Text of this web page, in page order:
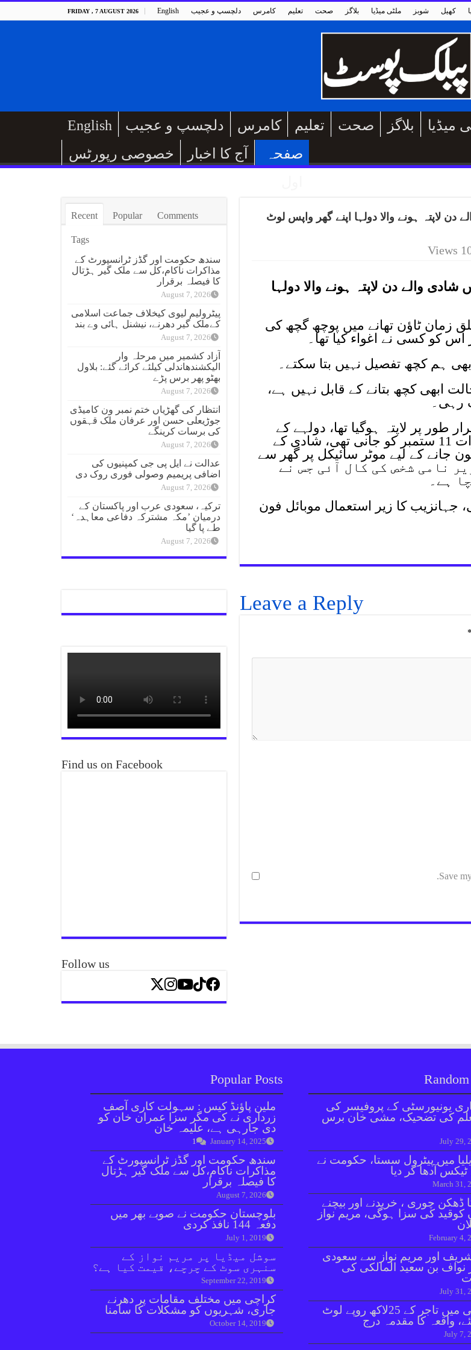
FRIDAY , 7 AUGUST 2026 English دلچسپ و عجیب کامرس تعلیم صحت بلاگز ملٹی میڈیا شوبز کھیل
English دلچسپ و عجیب کامرس تعلیم صحت بلاگز میڈیا
خصوصی رپورٹس
آج کا اخبار
صفحہ
لاپتہ ہونے والا دولہا اپنے گھر واپس لوٹ
10
والے دن لاپتہ ہونے والا دولہا
ٹاؤن تھانے میں پوچھ گچھ کی
کو کسی نے اغواء کیا تھا۔
ہم کچھ تفصیل نہیں بتا سکتے۔
ابھی کچھ بتانے کے قابل نہیں ہے،
رہی۔
طور پر لاپتہ ہوگیا تھا، دولہے کے
والد، مدعی نے پولیس کو بتایا کہ جہانزیب کی بارات 11 ستمبر کو جانی تھی، شادی کے
سیلون جانے کے لیے موٹر سائیکل پر گھر سے
7 بجے سیلون سے تنویر نامی شخص کی کال آئی جس نے
ہے۔
کا زیر استعمال موبائل فون
Leave a Reply
*
Save
Recent Popular Comments
Tags
سندھ حکومت اور گڈز ٹرانسپورٹ کے
مذاکرات ناکام،کل سے ملک گیر ہڑتال
کا فیصلہ برقرار
August 7, 2026
پیٹرولیم لیوی کیخلاف جماعت اسلامی
کےملک گیر دھرنے، نیشنل ہائی وے بند
August 7, 2026
آزاد کشمیر میں مرحلہ وار
الیکشندھاندلی کیلئے کرائے گئے: بلاول
بھٹو پھر برس پڑے
August 7, 2026
انتظار کی گھڑیاں ختم نمبر ون کامیڈی
جوڑیعلی حسن اور عرفان ملک قہقوں
کی برسات کرینگے
August 7, 2026
عدالت نے ایل پی جی کمپنیوں کی
اضافی پریمیم وصولی فوری روک دی
August 7, 2026
ترکیہ، سعودی عرب اور پاکستان کے
درمیان ’مکہ مشترکہ دفاعی معاہدہ‘
طے پا گیا
August 7, 2026
Find us on Facebook
Follow us
Popular Posts
ملین پاؤنڈ کیس : سہولت کاری آصف
زرداری نے کی مگر سزا عمران خان کو
دی جارہی ہے، علیمہ خان
January 14, 2025
1
سندھ حکومت اور گڈز ٹرانسپورٹ کے
مذاکرات ناکام،کل سے ملک گیر ہڑتال
کا فیصلہ برقرار
August 7, 2026
بلوچستان حکومت نے صوبے بھر میں
دفعہ 144 نافذ کردی
July 1, 2019
سوشل میڈیا پر مریم نواز کے
سنہری سوٹ کے چرچے، قیمت کیا ہے؟
September 22, 2019
کراچی میں مختلف مقامات پر دھرنے
جاری، شہریوں کو مشکلات کا سامنا
October 14, 2019
یونیورسٹی کے پروفیسر کی
کی تضحیک، مشی خان برس
July 29,
میں پیٹرول سستا، حکومت نے
آدھا کر دیا
March 31,
ڈھکن چوری ، خریدنے اور بیچنے
کوقید کی سزا ہوگی، مریم نواز
February 4,
شریف اور مریم نواز سے سعودی
نواف بن سعید المالکی کی
July 31,
کراچی میں تاجر کے 25لاکھ روپے لوٹ
واقعہ کا مقدمہ درج
July 7,